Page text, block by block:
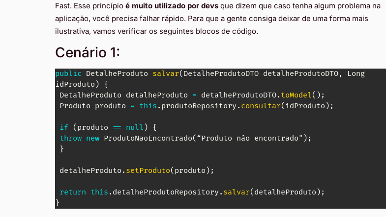
Fast. Esse princípio é muito utilizado por devs que dizem que caso tenha algum problema na
aplicação, você precisa falhar rápido. Para que a gente consiga deixar de uma forma mais
ilustrativa, vamos verificar os seguintes blocos de código.
Cenário 1:
public DetalheProduto salvar( DetalheProdutoDTO detalheProdutoDTO,
Long
idProduto ) {
DetalheProduto detalheProduto = detalheProdutoDTO. toModel( ) ;
Produto produto = this . produtoRepository . consultar( idProduto ) ;
if ( produto == null ) {
throw new ProdutoNaoEncontrado( “Produto não encontrado" ) ;
}
detalheProduto . setProduto( produto ) ;
return this . detalheProdutoRepository . salvar( detalheProduto ) ;
}